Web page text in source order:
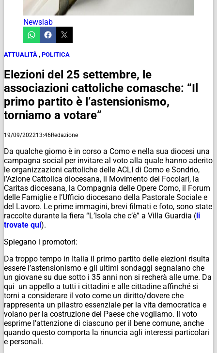
Newslab
ATTUALITÀ , POLITICA
Elezioni del 25 settembre, le
associazioni cattoliche comasche: “Il
primo partito è l’astensionismo,
torniamo a votare”
19/09/202213:46Redazione
Da qualche giorno è in corso a Como e nella sua diocesi una
campagna social per invitare al voto alla quale hanno aderito
le organizzazioni cattoliche delle ACLI di Como e Sondrio,
l’Azione Cattolica diocesana, il Movimento dei Focolari, la
Caritas diocesana, la Compagnia delle Opere Como, il Forum
delle Famiglie e l’Ufficio diocesano della Pastorale Sociale e
del Lavoro. Le prime immagini, brevi filmati e foto, sono state
raccolte durante la fiera “L’Isola che c’è” a Villa Guardia (li
trovate qui).
Spiegano i promotori:
Da troppo tempo in Italia il primo partito delle elezioni risulta
essere l’astensionismo e gli ultimi sondaggi segnalano che
un giovane su due sotto i 35 anni non si recherà alle urne. Da
qui un appello a tutti i cittadini e alle cittadine affinché si
torni a considerare il voto come un diritto/dovere che
rappresenta un pilastro essenziale per la vita democratica e
volano per la costruzione del Paese che vogliamo. Il voto
esprime l’attenzione di ciascuno per il bene comune, anche
quando questo comporta la rinuncia agli interessi particolari
e personali.